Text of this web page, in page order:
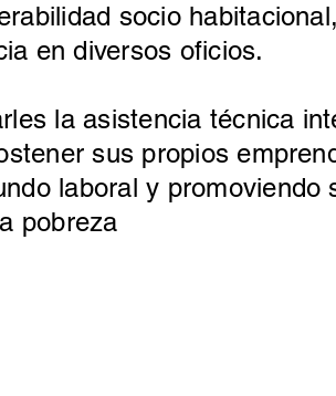
socio
en diversos oficios.
la asistencia técnica
sus propios
laboral y
pobreza